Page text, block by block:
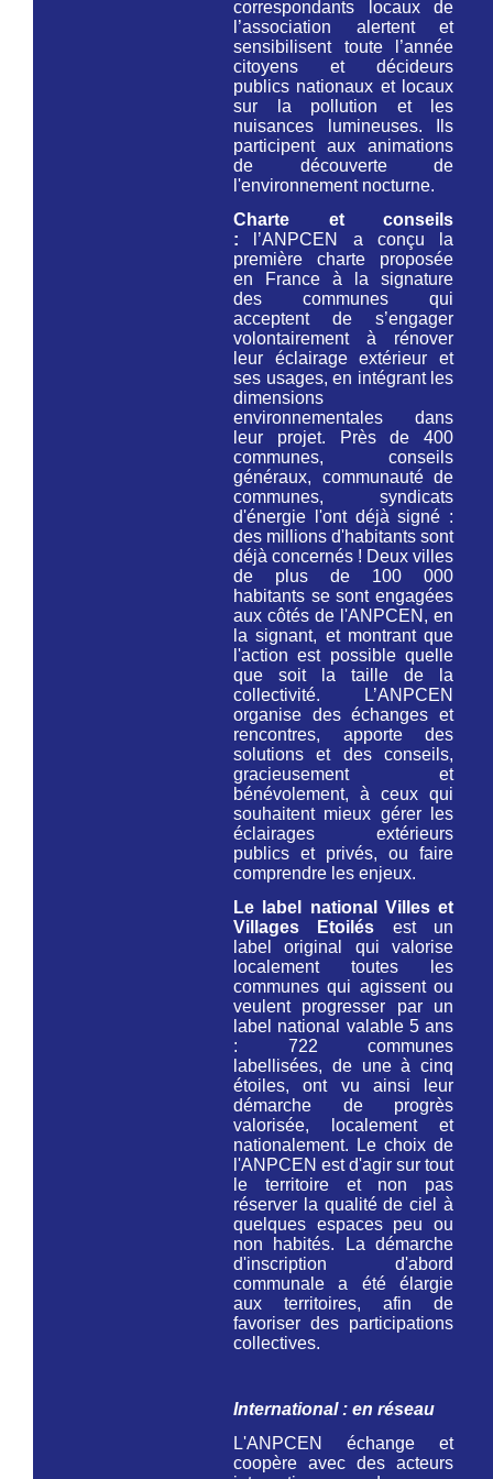
correspondants locaux de
l’association alertent et
sensibilisent toute l’année
citoyens et décideurs
publics nationaux et locaux
sur la pollution et les
nuisances lumineuses. Ils
participent aux animations
de découverte de
l'environnement nocturne.
Charte et conseils
: l’ANPCEN a conçu la
première charte proposée
en France à la signature
des communes qui
acceptent de s’engager
volontairement à rénover
leur éclairage extérieur et
ses usages, en intégrant les
dimensions
environnementales dans
leur projet. Près de 400
communes, conseils
généraux, communauté de
communes, syndicats
d'énergie l'ont déjà signé :
des millions d'habitants sont
déjà concernés ! Deux villes
de plus de 100 000
habitants se sont engagées
aux côtés de l'ANPCEN, en
la signant, et montrant que
l'action est possible quelle
que soit la taille de la
collectivité. L’ANPCEN
organise des échanges et
rencontres, apporte des
solutions et des conseils,
gracieusement et
bénévolement, à ceux qui
souhaitent mieux gérer les
éclairages extérieurs
publics et privés, ou faire
comprendre les enjeux.
Le label national Villes et
Villages Etoilés est un
label original qui valorise
localement toutes les
communes qui agissent ou
veulent progresser par un
label national valable 5 ans
: 722 communes
labellisées, de une à cinq
étoiles, ont vu ainsi leur
démarche de progrès
valorisée, localement et
nationalement. Le choix de
l'ANPCEN est d'agir sur tout
le territoire et non pas
réserver la qualité de ciel à
quelques espaces peu ou
non habités. La démarche
d'inscription d'abord
communale a été élargie
aux territoires, afin de
favoriser des participations
collectives.
International : en réseau
L'ANPCEN échange et
coopère avec des acteurs